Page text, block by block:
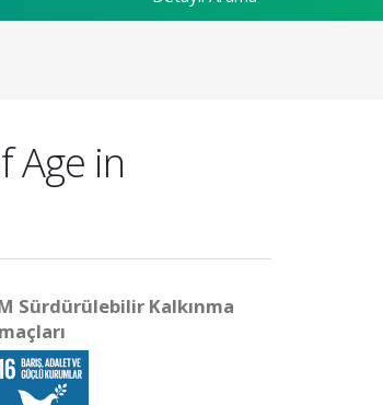
Age in
Sürdürülebilir Kalkınma